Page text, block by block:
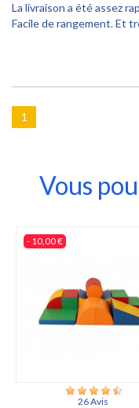
La livraison a été assez
Facile de rangement. Et
1
Vous
26 Avis
- 10,00 €